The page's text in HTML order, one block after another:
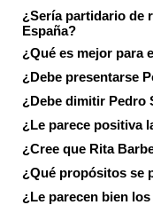
¿Sería partidario de
España?
¿Qué es mejor para
¿Debe presentarse
¿Debe dimitir Pedro
¿Le parece positiva
¿Cree que Rita
¿Qué propósitos se
¿Le parecen bien